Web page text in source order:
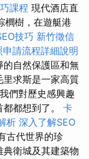
課程 現代酒店直
櫚樹，在遊艇港
技巧 新竹徵信
申請流程詳細說明
自然保護區和無
求斯是一家高質
們對歷史感興趣
都想到了。 卡
析 深入了解SEO
古代世界的珍
衛城及其建築物